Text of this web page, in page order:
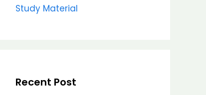
Study Material
Recent Post